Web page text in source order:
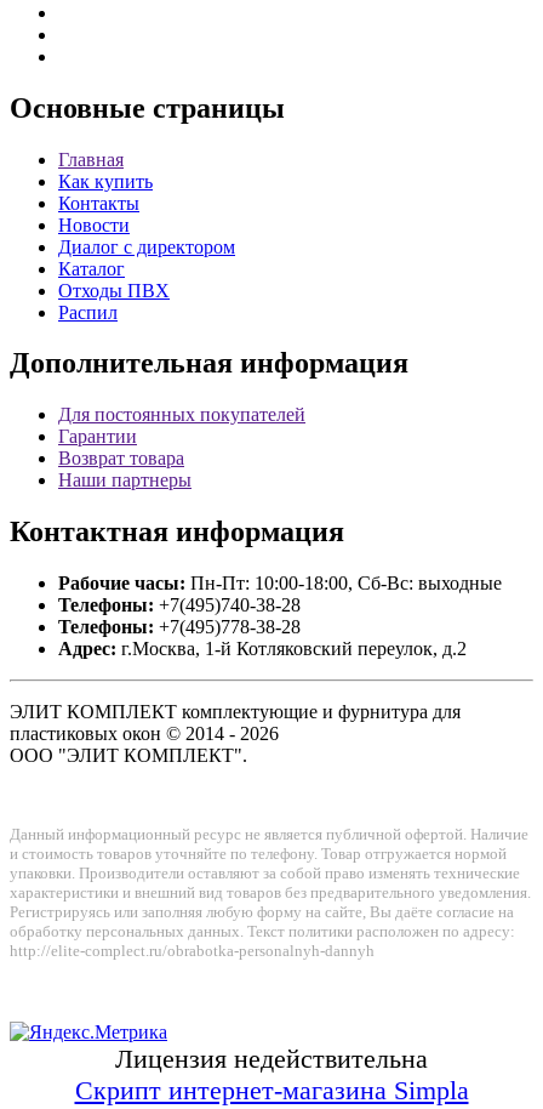
Основные страницы
Главная
Как купить
Контакты
Новости
Диалог с директором
Каталог
Отходы ПВХ
Распил
Дополнительная информация
Для постоянных покупателей
Гарантии
Возврат товара
Наши партнеры
Контактная информация
Рабочие часы: Пн-Пт: 10:00-18:00, Сб-Вс: выходные
Телефоны: +7(495)740-38-28
Телефоны: +7(495)778-38-28
Адрес: г.Москва, 1-й Котляковский переулок, д.2
ЭЛИТ КОМПЛЕКТ комплектующие и фурнитура для
пластиковых окон © 2014 - 2026
ООО "ЭЛИТ КОМПЛЕКТ".
Данный информационный ресурс не является публичной офертой. Наличие
и стоимость товаров уточняйте по телефону. Товар отгружается нормой
упаковки. Производители оставляют за собой право изменять технические
характеристики и внешний вид товаров без предварительного уведомления.
Регистрируясь или заполняя любую форму на сайте, Вы даёте согласие на
обработку персональных данных. Текст политики расположен по адресу:
http://elite-complect.ru/obrabotka-personalnyh-dannyh
Лицензия недействительна
Скрипт интернет-магазина Simpla